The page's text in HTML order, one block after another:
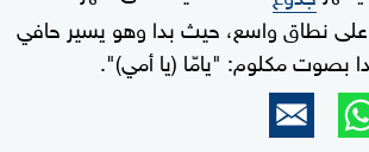
على نطاق واسع، حيث بدا وهو يسير حافي
بصوت مكلوم: "يامّا (يا أمي)".